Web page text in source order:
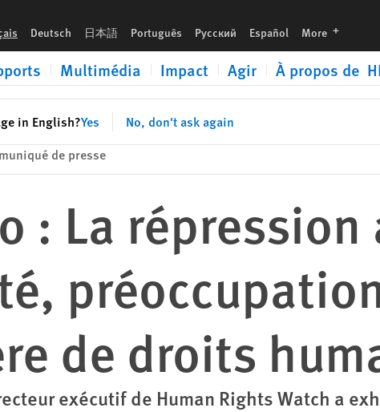
Deutsch 日本語 Português Русский Español More languages
Multimédia Impact Agir À propos de
in English?Yes No, don't ask again
de presse
: La
de droits
exécutif de Human Rights Watch a